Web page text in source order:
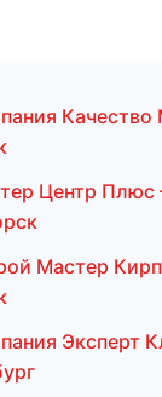
Центр
Мастер
Эксперт